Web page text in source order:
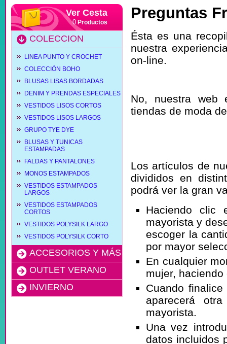
Ver Cesta
Productos
COLECCION
LINEA PUNTO Y CROCHET
COLECCIÓN BOHO
BLUSAS LISAS BORDADAS
DENIM Y PRENDAS ESPECIALES
VESTIDOS LISOS CORTOS
VESTIDOS LISOS LARGOS
GRUPO TYE DYE
BLUSAS Y TUNICAS
ESTAMPADAS
FALDAS Y PANTALONES
MONOS ESTAMPADOS
VESTIDOS ESTAMPADOS
LARGOS
VESTIDOS ESTAMPADOS
CORTOS
VESTIDOS POLYSILK LARGO
VESTIDOS POLYSILK CORTO
ACCESORIOS Y MÁS
OUTLET VERANO
INVIERNO
Preguntas
Ésta es una
nuestra
on-line.
No, nuestra web
tiendas de moda
Los artículos de
divididos en
podrá ver la gran
Haciendo clic
mayorista y
escoger la
por mayor
En cualquier
mujer,
Cuando
aparecerá
mayorista.
Una vez
datos incluidos